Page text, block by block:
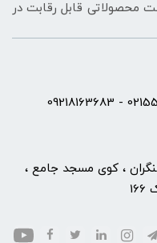
محصولاتی قابل رقابت در
، بازار آهنگران ، کوی مسجد جامع ،